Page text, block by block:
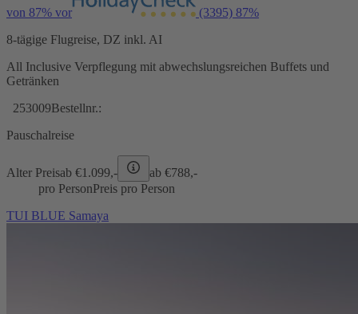
von 87% vor (3395) 87%
8-tägige Flugreise, DZ inkl. AI
All Inclusive Verpflegung mit abwechslungsreichen Buffets und
Getränken
253009Bestellnr.:
Pauschalreise
Alter Preisab €1.099,- ab €788,-
pro PersonPreis pro Person
TUI BLUE Samaya